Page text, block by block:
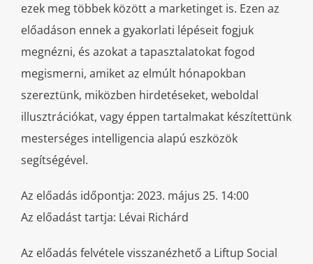
ezek meg többek között a marketinget is. Ezen az
előadáson ennek a gyakorlati lépéseit fogjuk
megnézni, és azokat a tapasztalatokat fogod
megismerni, amiket az elmúlt hónapokban
szereztünk, miközben hirdetéseket, weboldal
illusztrációkat, vagy éppen tartalmakat készítettünk
mesterséges intelligencia alapú eszközök
segítségével.
Az előadás időpontja: 2023. május 25. 14:00
Az előadást tartja: Lévai Richárd
Az előadás felvétele visszanézhető a Liftup Social